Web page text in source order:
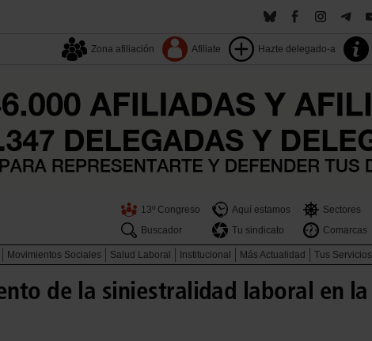
Zona afiliación Afiliate Hazte delegado-a
13º Congreso Aquí estamos Sectores
Buscador
Tu sindicato Comarcas
Movimientos Sociales Salud Laboral Institucional Más Actualidad Tus Servicios
de la siniestralidad laboral en la